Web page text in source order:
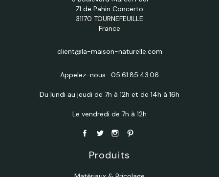
ZI de Pahin Concerto
31170 TOURNEFEUILLE
France
client@la-maison-naturelle.com
Appelez-nous : 05.61.85.43.06
Du lundi au jeudi de 7h à 12h et de 14h à 16h
Le vendredi de 7h à 12h
Produits